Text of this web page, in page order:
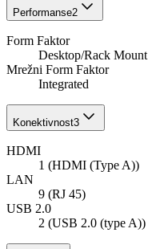
Performanse2
Form Faktor
Desktop/Rack Mount
Mrežni Form Faktor
Integrated
Konektivnost3
HDMI
1 (HDMI (Type A))
LAN
9 (RJ 45)
USB 2.0
2 (USB 2.0 (type A))